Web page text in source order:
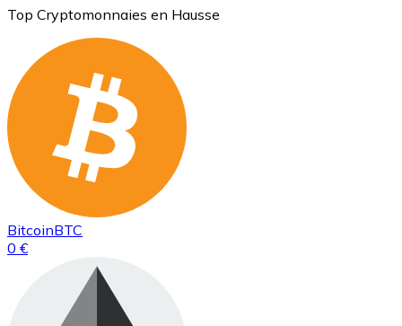
Top Cryptomonnaies en Hausse
BitcoinBTC
0 €